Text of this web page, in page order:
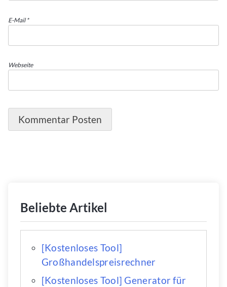
E-Mail*
Webseite
Beliebte Artikel
[Kostenloses Tool]
Großhandelspreisrechner
[Kostenloses Tool] Generator für